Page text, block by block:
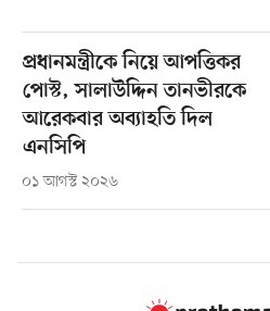
প্রধানমন্ত্রীকে নিয়ে আপত্তিকর
পোস্ট, সালাউদ্দিন তানভীরকে
আরেকবার অব্যাহতি দিল
এনসিপি
০১ আগস্ট ২০২৬